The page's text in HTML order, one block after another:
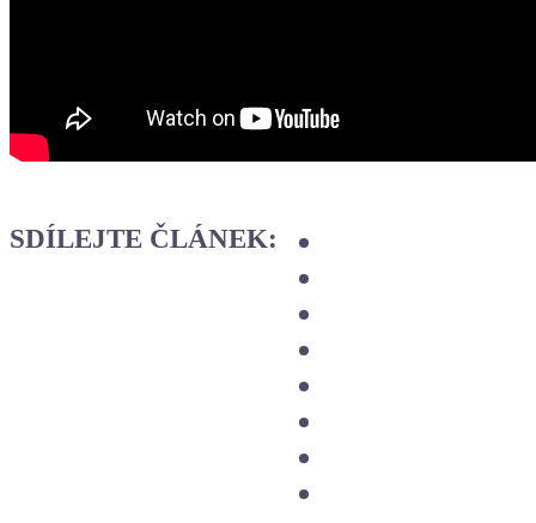
SDÍLEJTE ČLÁNEK: